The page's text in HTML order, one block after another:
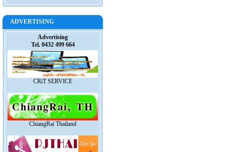
ADVERTISING
Advertising
Tel. 0432 499 664
CRiT SERVICE
ChiangRai Thailand